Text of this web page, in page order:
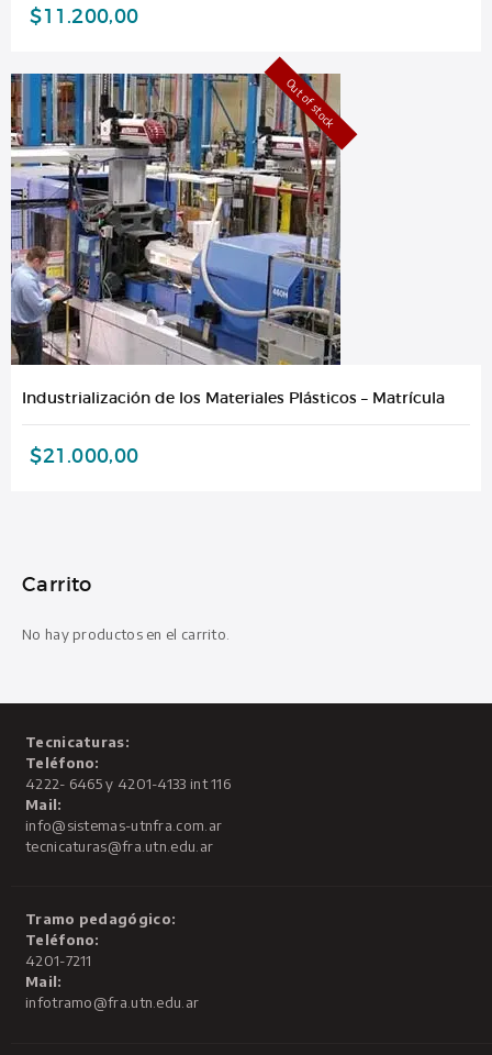
$11.200,00
Out of stock
Industrialización de los Materiales Plásticos – Matrícula
$21.000,00
Carrito
No hay productos en el carrito.
Tecnicaturas:
Teléfono:
4222- 6465 y 4201-4133 int 116
Mail:
info@sistemas-utnfra.com.ar
tecnicaturas@fra.utn.edu.ar
Tramo pedagógico:
Teléfono:
4201-7211
Mail:
infotramo@fra.utn.edu.ar